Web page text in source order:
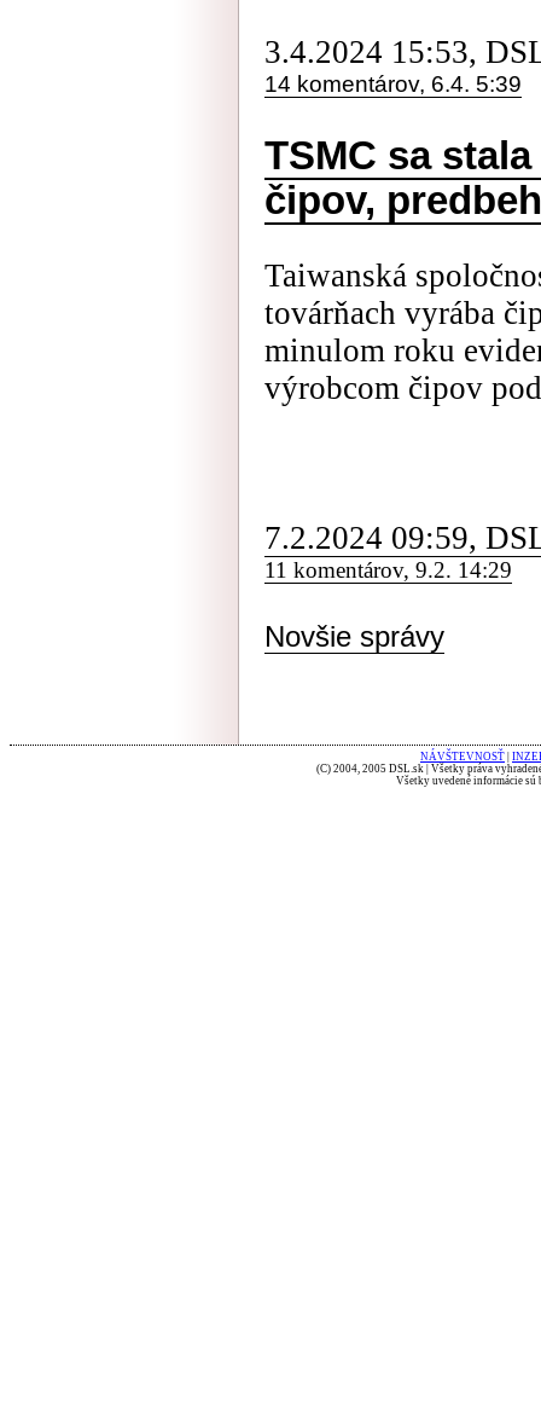
3.4.2024 15:53,
14 komentárov, 6.4. 5:39
TSMC sa
čipov,
Taiwanská
továrňach vyrába
minulom roku
výrobcom čipov
7.2.2024 09:59,
11 komentárov, 9.2. 14:29
Novšie správy
NÁVŠTEVNOSŤ
(C) 2004, 2005 DSL.sk | Všetky práva
Všetky uvedené informácie sú